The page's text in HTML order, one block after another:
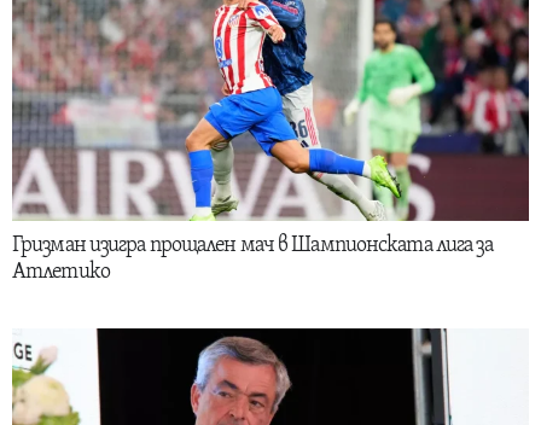
Гризман изигра прощален мач в Шампионската лига за
Атлетико